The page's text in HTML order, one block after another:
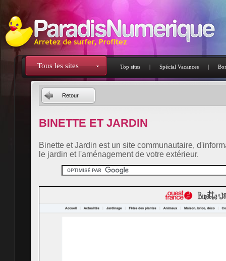
Tous les sites Top sites | Spécial Vacances |
Retour
BINETTE ET JARDIN
Binette et Jardin est un site communautaire,
le jardin et l'aménagement de votre extérieur.